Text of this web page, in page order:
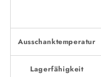
Ausschanktemperatur
Lagerfähigkeit